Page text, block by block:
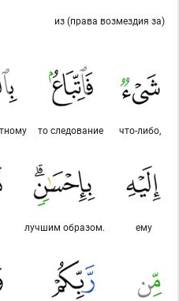
из (права возмездия за)
что-либо,
то следование
ему
лучшим образом.